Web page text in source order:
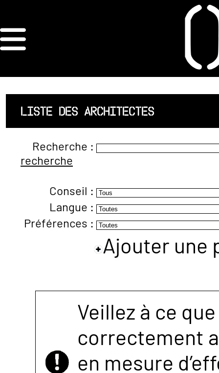
ORDRE DES
ARCHITECTES
ACCUEIL
LISTE DES
ARCHITECTES
JURISPRUDENCE
ANNEXE 4 CODT
LISTE DES ARCHITECTES
Recherche :
recherche
Conseil :
Langue :
Préférences :
Ajouter une
Veillez à ce
correctement
en mesure